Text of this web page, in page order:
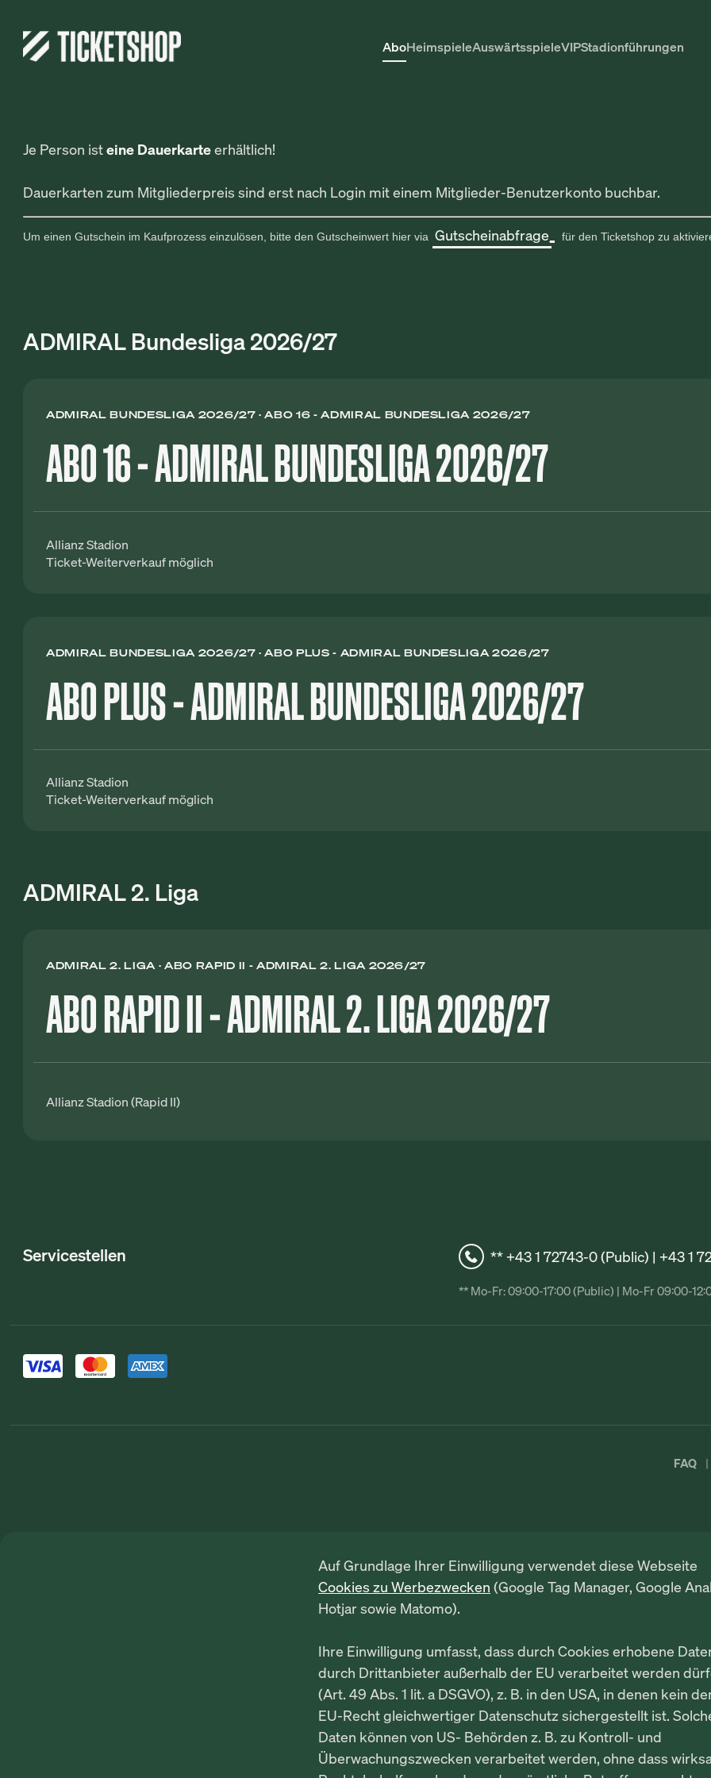
AboHeimspieleAuswärtsspieleVIPStadionführungen
Je Person isteine Dauerkarteerhältlich!
Dauerkarten zum Mitgliederpreis sind erst nach Login mit einem Mitglieder-Benutzerkonto buchbar.
Um einen Gutschein im Kaufprozess einzulösen, bitte den Gutscheinwert hier viaGutscheinabfrage für den Ticketshop zu
ADMIRAL Bundesliga 2026/27
ADMIRAL BUNDESLIGA 2026/27 ABO 16 - ADMIRAL BUNDESLIGA 2026/27
ABO 16 - ADMIRAL BUNDESLIGA 2026/27
Allianz Stadion
Ticket-Weiterverkauf möglich
ADMIRAL BUNDESLIGA 2026/27 ABO PLUS - ADMIRAL BUNDESLIGA 2026/27
ABO PLUS - ADMIRAL BUNDESLIGA 2026/27
Allianz Stadion
Ticket-Weiterverkauf möglich
ADMIRAL 2. Liga
ADMIRAL 2. LIGA ABO RAPID II - ADMIRAL 2. LIGA 2026/27
ABO RAPID II - ADMIRAL 2. LIGA 2026/27
Allianz Stadion (Rapid II)
Servicestellen ** +43 1 72743-0 (Public) | +43 1
** Mo-Fr: 09:00-17:00 (Public) | Mo-Fr 09:00-
FAQ
Auf Grundlage Ihrer Einwilligung verwendet diese Webseite
Cookies zu Werbezwecken (Google Tag Manager, Google
Hotjar sowie Matomo).
Ihre Einwilligung umfasst, dass durch Cookies erhobene
durch Drittanbieter außerhalb der EU verarbeitet werden
(Art. 49 Abs. 1 lit. a DSGVO), z. B. in den USA, in denen kein
EU-Recht gleichwertiger Datenschutz sichergestellt ist.
Daten können von US- Behörden z. B. zu Kontroll- und
Überwachungszwecken verarbeitet werden, ohne dass